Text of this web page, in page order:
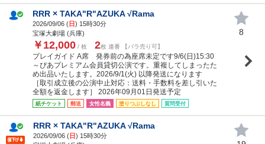
RRR × TAKA"R"AZUKA √Rama
2026/09/06 (日) 15時30分
宝塚大劇場 (兵庫)
￥12,000 / 枚 2枚 連番 【バラ売り可】
プレイガイド A席 発券前の為座席未定です9/6(日)15:30
～ぴあプレミアム会員貸切公演です。重複してしまったた
め出品いたします。2026/9/1(火) 以降発送になります
［取引成立後の公演中止対応：送料・手数料を差し引いた
全額を返金します］ 2026年09月01日発送予定
紙チケット 郵送 女性名義 塗りつぶしなし 質問受付
8
RRR × TAKA"R"AZUKA √Rama
2026/09/06 (日) 15時30分